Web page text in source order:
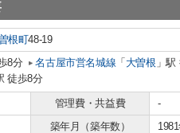
根町48-19
8分 名古屋市営名城線 「 大曽根 」駅
徒歩8分
管理費・共益費
-
築年月（築年数）